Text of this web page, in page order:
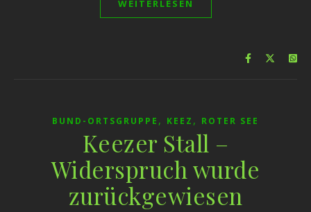
WEITERLESEN
BUND-ORTSGRUPPE , KEEZ , ROTER SEE
Keezer Stall –
Widerspruch wurde
zurückgewiesen